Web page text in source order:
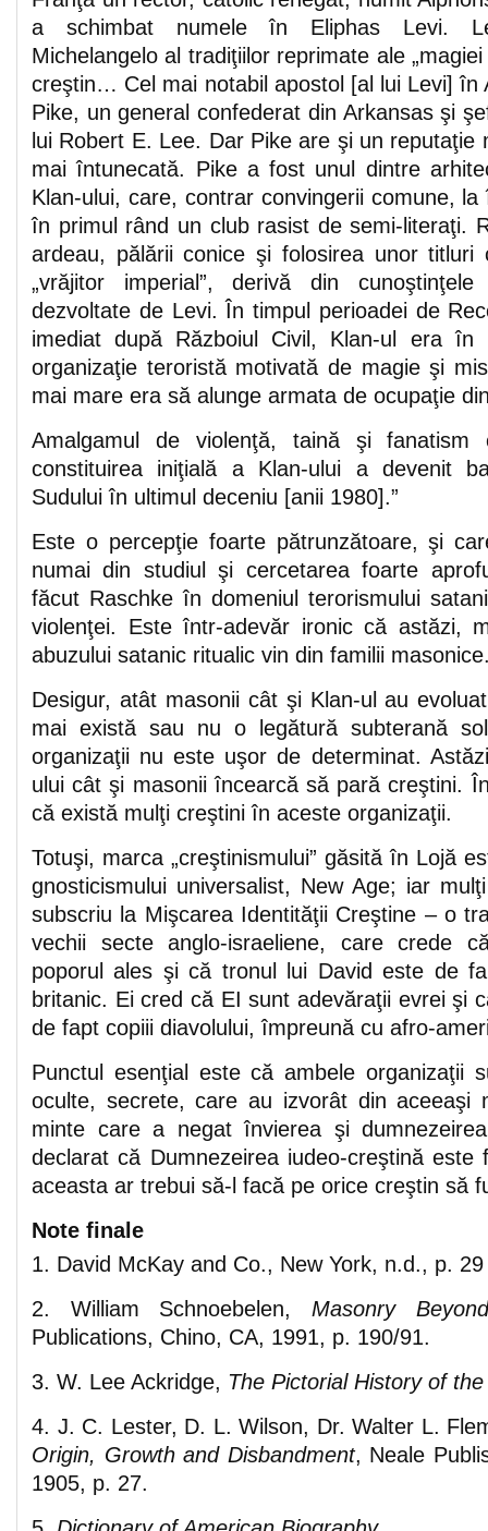
a schimbat numele în Eliphas Levi.
Michelangelo al tradiţiilor reprimate ale
creştin… Cel mai notabil apostol [al lui Levi] în
Pike, un general confederat din Arkansas şi
lui Robert E. Lee. Dar Pike are şi un reputaţie
mai întunecată. Pike a fost unul dintre
Klan-ului, care, contrar convingerii comune,
în primul rând un club rasist de semi-literaţi.
ardeau, pălării conice şi folosirea unor titluri
„vrăjitor imperial”, derivă din cunoştinţele
dezvoltate de Levi. În timpul perioadei de
imediat după Războiul Civil, Klan-ul era în
organizaţie teroristă motivată de magie şi
mai mare era să alunge armata de ocupaţie
Amalgamul de violenţă, taină şi
constituirea iniţială a Klan-ului a devenit
Sudului în ultimul deceniu [anii 1980].”
Este o percepţie foarte pătrunzătoare, şi
numai din studiul şi cercetarea foarte
făcut Raschke în domeniul terorismului
violenţei. Este într-adevăr ironic că astăzi,
abuzului satanic ritualic vin din familii
Desigur, atât masonii cât şi Klan-ul au
mai există sau nu o legătură subterană
organizaţii nu este uşor de determinat.
ului cât şi masonii încearcă să pară creştini.
că există mulţi creştini în aceste organizaţii.
Totuşi, marca „creştinismului” găsită în Lojă
gnosticismului universalist, New Age; iar
subscriu la Mişcarea Identităţii Creştine – o
vechii secte anglo-israeliene, care crede
poporul ales şi că tronul lui David este de
britanic. Ei cred că EI sunt adevăraţii evrei şi
de fapt copiii diavolului, împreună cu afro-
Punctul esenţial este că ambele organizaţii
oculte, secrete, care au izvorât din aceeaşi
minte care a negat învierea şi
declarat că Dumnezeirea iudeo-creştină este
aceasta ar trebui să-l facă pe orice creştin să
Note finale
1. David McKay and Co., New York, n.d., p. 29
2. William Schnoebelen,Masonry
Publications, Chino, CA, 1991, p. 190/91.
3. W. Lee Ackridge, The Pictorial History of
4. J. C. Lester, D. L. Wilson, Dr. Walter L.
Origin, Growth and Disbandment, Neale
1905, p. 27.